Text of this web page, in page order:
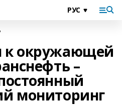
к окружающей
–
мониторинг